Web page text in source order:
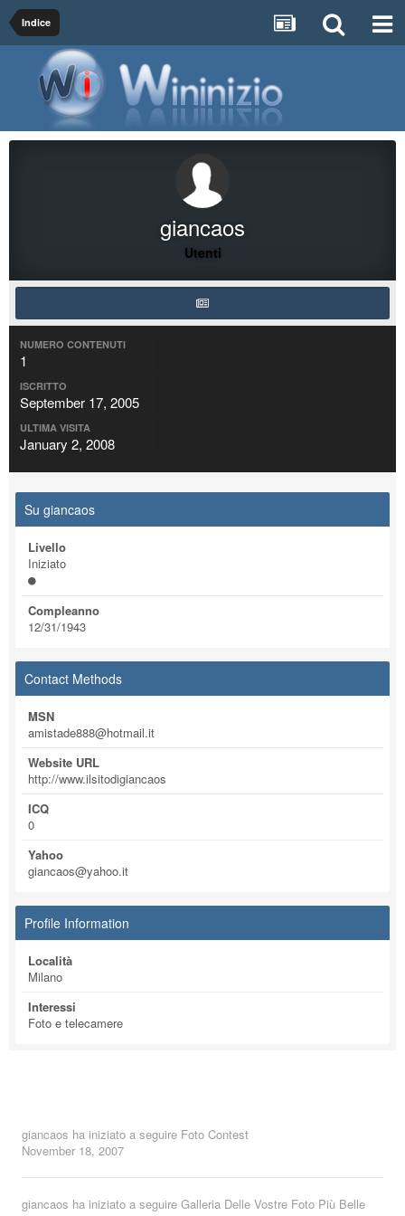
Indice
giancaos
Utenti
NUMERO CONTENUTI
1
ISCRITTO
September 17, 2005
ULTIMA VISITA
January 2, 2008
Su giancaos
Livello
Iniziato
Compleanno
12/31/1943
Contact Methods
MSN
amistade888@hotmail.it
Website URL
http://www.ilsitodigiancaos
ICQ
0
Yahoo
giancaos@yahoo.it
Profile Information
Località
Milano
Interessi
Foto e telecamere
giancaos ha iniziato a seguire Foto Contest
November 18, 2007
giancaos ha iniziato a seguire Galleria Delle Vostre Foto Più Belle